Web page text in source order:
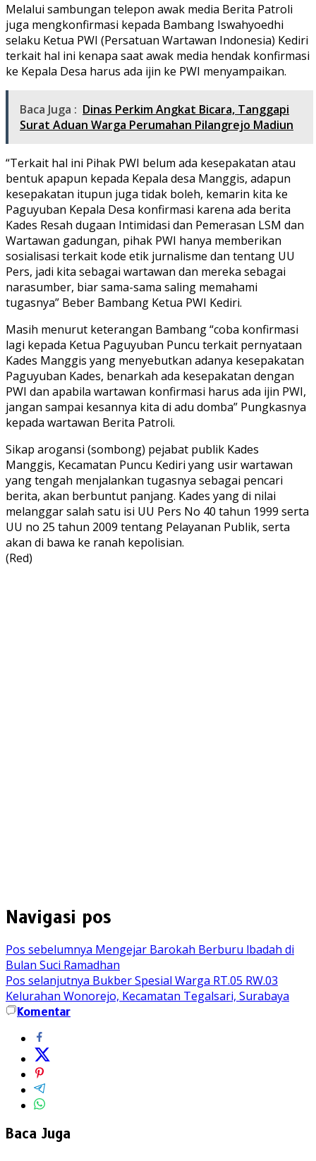
Melalui sambungan telepon awak media Berita Patroli
juga mengkonfirmasi kepada Bambang Iswahyoedhi
selaku Ketua PWI (Persatuan Wartawan Indonesia) Kediri
terkait hal ini kenapa saat awak media hendak konfirmasi
ke Kepala Desa harus ada ijin ke PWI menyampaikan.
Baca Juga : Dinas Perkim Angkat Bicara, Tanggapi
Surat Aduan Warga Perumahan Pilangrejo Madiun
“Terkait hal ini Pihak PWI belum ada kesepakatan atau
bentuk apapun kepada Kepala desa Manggis, adapun
kesepakatan itupun juga tidak boleh, kemarin kita ke
Paguyuban Kepala Desa konfirmasi karena ada berita
Kades Resah dugaan Intimidasi dan Pemerasan LSM dan
Wartawan gadungan, pihak PWI hanya memberikan
sosialisasi terkait kode etik jurnalisme dan tentang UU
Pers, jadi kita sebagai wartawan dan mereka sebagai
narasumber, biar sama-sama saling memahami
tugasnya” Beber Bambang Ketua PWI Kediri.
Masih menurut keterangan Bambang “coba konfirmasi
lagi kepada Ketua Paguyuban Puncu terkait pernyataan
Kades Manggis yang menyebutkan adanya kesepakatan
Paguyuban Kades, benarkah ada kesepakatan dengan
PWI dan apabila wartawan konfirmasi harus ada ijin PWI,
jangan sampai kesannya kita di adu domba” Pungkasnya
kepada wartawan Berita Patroli.
Sikap arogansi (sombong) pejabat publik Kades
Manggis, Kecamatan Puncu Kediri yang usir wartawan
yang tengah menjalankan tugasnya sebagai pencari
berita, akan berbuntut panjang. Kades yang di nilai
melanggar salah satu isi UU Pers No 40 tahun 1999 serta
UU no 25 tahun 2009 tentang Pelayanan Publik, serta
akan di bawa ke ranah kepolisian.
(Red)
Navigasi pos
Pos sebelumnya Mengejar Barokah Berburu lbadah di
Bulan Suci Ramadhan
Pos selanjutnya Bukber Spesial Warga RT.05 RW.03
Kelurahan Wonorejo, Kecamatan Tegalsari, Surabaya
Komentar
Baca Juga